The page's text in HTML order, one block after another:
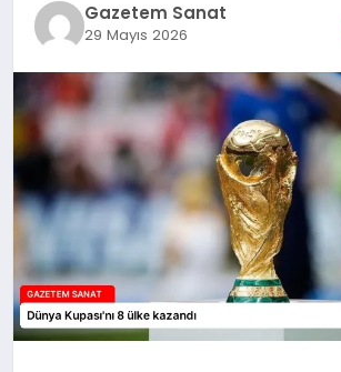
DÜNYA
EĞITIM
Gazetem Sanat
29 Mayıs 2026